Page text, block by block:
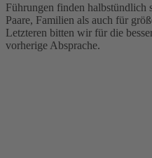
Führungen finden halbstündlich
Paare, Familien als auch für
Letzteren bitten wir für die
vorherige Absprache.